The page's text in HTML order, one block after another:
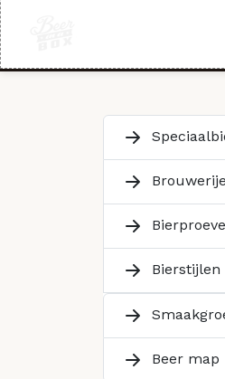
Bierstijlen
Beer map